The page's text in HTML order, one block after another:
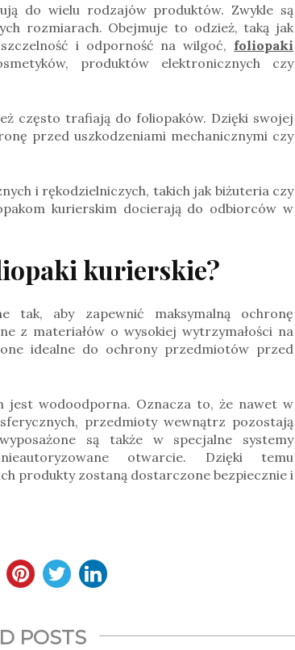
do wielu rodzajów produktów. Zwykle są
rozmiarach. Obejmuje to odzież, taką jak
i odporność na wilgoć, foliopaki
produktów elektronicznych czy
często trafiają do foliopaków. Dzięki swojej
przed uszkodzeniami mechanicznymi czy
i rękodzielniczych, takich jak biżuteria czy
kurierskim docierają do odbiorców w
kurierskie?
tak, aby zapewnić maksymalną ochronę
z materiałów o wysokiej wytrzymałości na
idealne do ochrony przedmiotów przed
jest wodoodporna. Oznacza to, że nawet w
przedmioty wewnątrz pozostają
są także w specjalne systemy
otwarcie. Dzięki temu
produkty zostaną dostarczone bezpiecznie i
POSTS